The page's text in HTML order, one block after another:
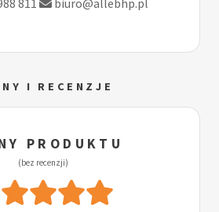
I RECENZJE
PRODUKTU
(bez recenzji)